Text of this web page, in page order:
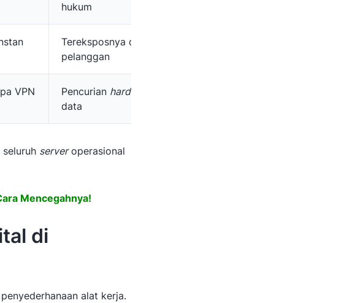
hukum
Tereksposnya data
pelanggan
VPN Pencurian hardware
data
serveroperasional
Mencegahnya!
di
alat kerja.